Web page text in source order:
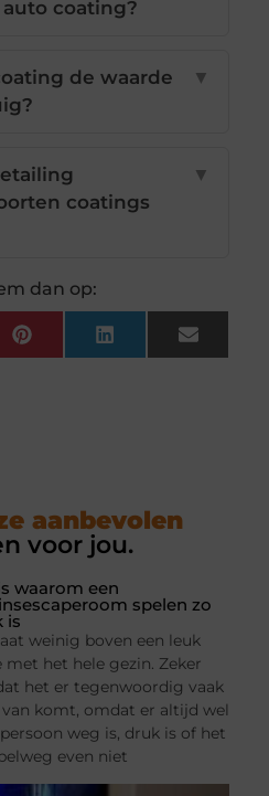
coating?
de waarde
▼
coatings
▼
dan op:
PinterestLinkedInEmail
aanbevolen
voor jou.
waarom een
spelen zo
is
weinig boven een leuk
met het hele gezin. Zeker
het er tegenwoordig vaak
komt, omdat er altijd wel
weg is, druk is of het
even niet